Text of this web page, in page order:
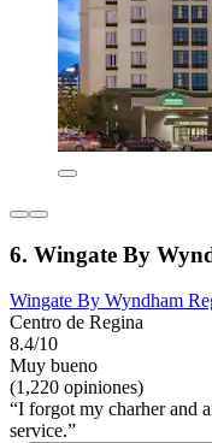
6. Wingate By
Wingate By Wyndham
Centro de Regina
8.4/10
Muy bueno
(1,220 opiniones)
“I forgot my charher and
service.”